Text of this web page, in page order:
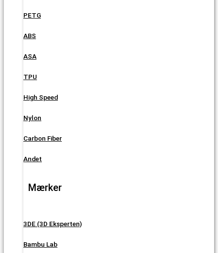
PETG
ABS
ASA
TPU
High Speed
Nylon
Carbon Fiber
Andet
Mærker
3DE (3D Eksperten)
Bambu Lab